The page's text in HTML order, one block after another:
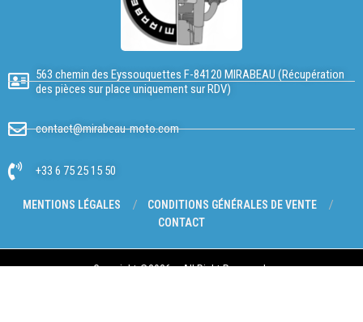
563 chemin des Eyssouquettes F-84120 MIRABEAU (Récupération
des pièces sur place uniquement sur RDV)
contact@mirabeau-moto.com
+33 6 75 25 15 50
MENTIONS LÉGALES
CONDITIONS GÉNÉRALES DE VENTE
CONTACT
Copyright @2026 – All Right Reserved.